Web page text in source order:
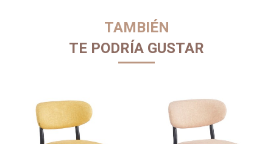
TAMBIÉN
TE PODRÍA GUSTAR